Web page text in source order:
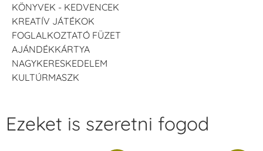
KÖNYVEK - KEDVENCEK
KREATÍV JÁTÉKOK
FOGLALKOZTATÓ FÜZET
AJÁNDÉKKÁRTYA
NAGYKERESKEDELEM
KULTÚRMASZK
Ezeket is szeretni fogod